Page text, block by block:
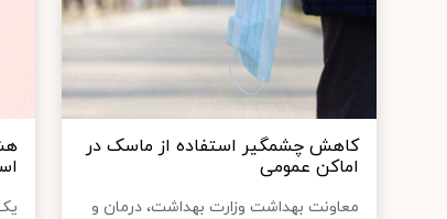
کاهش چشمگیر استفاده از ماسک در
اماکن عمومی
معاونت بهداشت وزارت بهداشت، درمان و